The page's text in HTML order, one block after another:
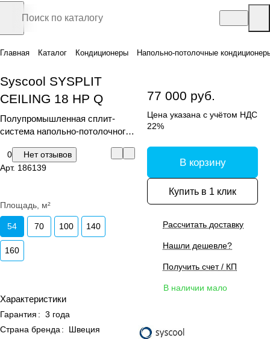
Главная Каталог Кондиционеры Напольно-потолочные
Syscool SYSPLIT
CEILING 18 HP Q
Полупромышленная сплит-
система напольно-потолочного
0
Нет отзывов
Арт. 186139
Площадь, м²
54 70 100 140
160
Характеристики
Гарантия : 3 года
Страна бренда :
Швеция
77 000 руб.
Цена указана с учётом НДС
22%
В корзину
Купить в 1 клик
Рассчитать доставку
Нашли дешевле?
Получить счет / КП
В наличии мало